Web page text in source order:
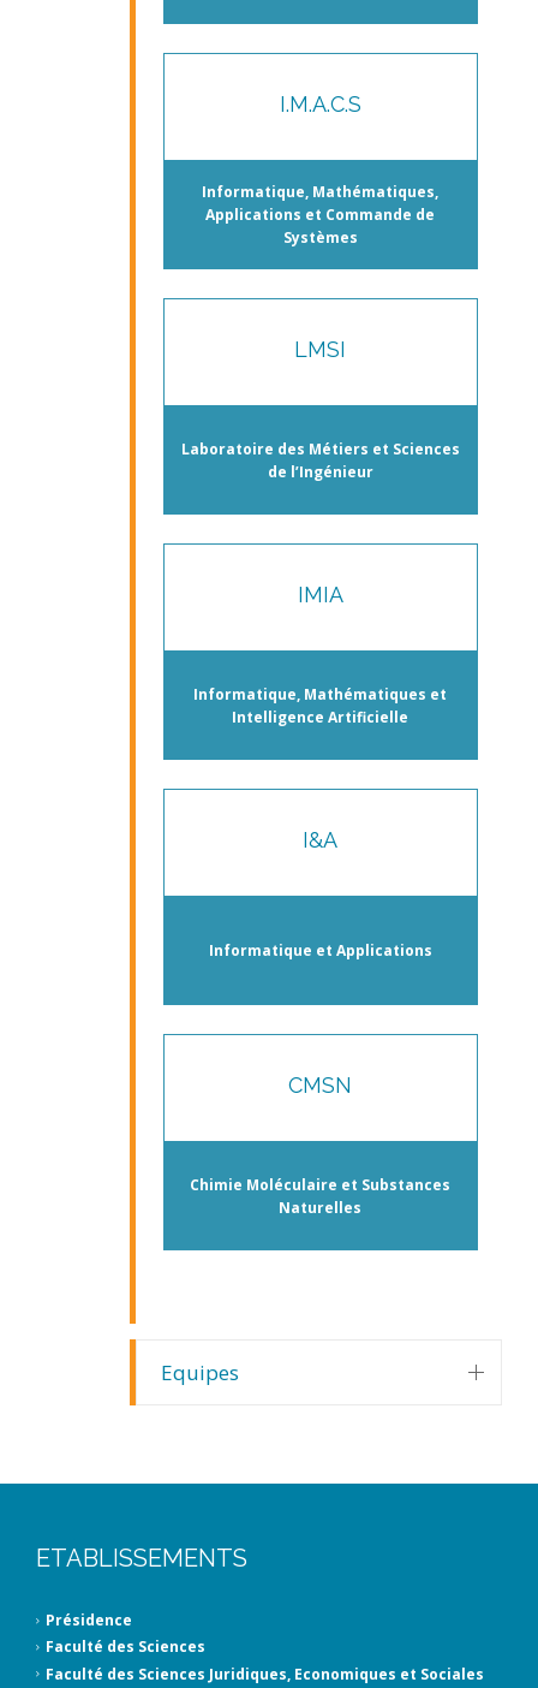
I.M.A.C.S
Informatique, Mathématiques,
Applications et Commande de
Systèmes
LMSI
Laboratoire des Métiers et Sciences
de l’Ingénieur
IMIA
Informatique, Mathématiques et
Intelligence Artificielle
I&A
Informatique et Applications
CMSN
Chimie Moléculaire et Substances
Naturelles
Equipes
ETABLISSEMENTS
Présidence
Faculté des Sciences
Faculté des Sciences Juridiques, Economiques et Sociales